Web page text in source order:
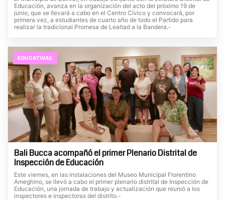
Educación, avanza en la organización del acto del próximo 19 de
junio, que se llevará a cabo en el Centro Cívico y convocará, por
primera vez, a estudiantes de cuarto año de todo el Partido para
realizar la tradicional Promesa de Lealtad a la Bandera.-
EDUCATIVAS
Bali Bucca acompañó el primer Plenario Distrital de
Inspección de Educación
Este viernes, en las instalaciones del Museo Municipal Florentino
Ameghino, se llevó a cabo el primer plenario distrital de Inspección de
Educación, una jornada de trabajo y actualización que reunió a los
inspectores e inspectoras del distrito.-